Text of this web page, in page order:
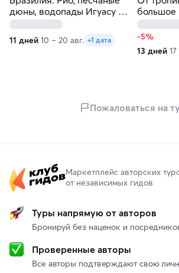
дюны, водопады Игуасу за
11 дней
11 дней 10 – 20 авг. +1 дата
большое
-5%
13 дней
Пожаловаться на
Маркетплейс авторских
от независимых гидов
Туры напрямую от авторов
Бронируй без наценок и
Проверенные авторы
Все авторы подтверждают свою